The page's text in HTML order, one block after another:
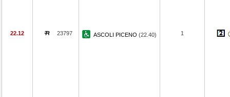
22.12 23797 ASCOLI PICENO (22.40) 1